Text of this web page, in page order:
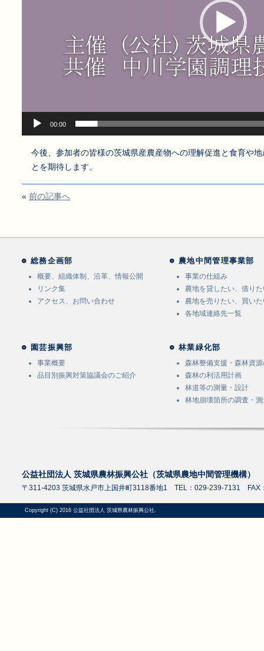
00:00
今後、参加者の皆様の茨城県産農産物への理解促進と食育や
とを期待します。
« 前の記事へ
総務企画部
概要、組織体制、沿革、情報公開
リンク集
アクセス、お問い合わせ
園芸振興部
事業概要
品目別振興対策協議会のご紹介
農地中間管理事業部
事業の仕組み
農地を貸したい、借り
農地を売りたい、買い
各地域連絡先一覧
林業緑化部
森林整備支援・森林資
森林の利活用計画
林道等の測量・設計
林地崩壊箇所の調査・
公益社団法人 茨城県農林振興公社（茨城県農地中間管理機構）
〒311-4203 茨城県水戸市上国井町3118番地1 TEL：029-239-7131 FAX
Copyright (C) 2016 公益社団法人 茨城県農林振興公社.